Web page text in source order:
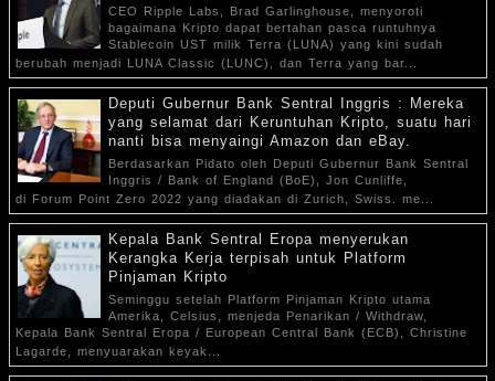
CEO Ripple Labs, Brad Garlinghouse, menyoroti
bagaimana Kripto dapat bertahan pasca runtuhnya
Stablecoin UST milik Terra (LUNA) yang kini sudah
berubah menjadi LUNA Classic (LUNC), dan Terra yang bar...
Deputi Gubernur Bank Sentral Inggris : Mereka
yang selamat dari Keruntuhan Kripto, suatu hari
nanti bisa menyaingi Amazon dan eBay.
Berdasarkan Pidato oleh Deputi Gubernur Bank Sentral
Inggris / Bank of England (BoE), Jon Cunliffe,
di Forum Point Zero 2022 yang diadakan di Zurich, Swiss. me...
Kepala Bank Sentral Eropa menyerukan
Kerangka Kerja terpisah untuk Platform
Pinjaman Kripto
Seminggu setelah Platform Pinjaman Kripto utama
Amerika, Celsius, menjeda Penarikan / Withdraw,
Kepala Bank Sentral Eropa / European Central Bank (ECB), Christine
Lagarde, menyuarakan keyak...